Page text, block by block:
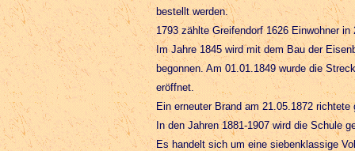
bestellt werden.
1793 zählte Greifendorf 1626 Einwohner in
Im Jahre 1845 wird mit dem Bau der
begonnen. Am 01.01.1849 wurde die
eröffnet.
Ein erneuter Brand am 21.05.1872 richtete
In den Jahren 1881-1907 wird die Schule
Es handelt sich um eine siebenklassige